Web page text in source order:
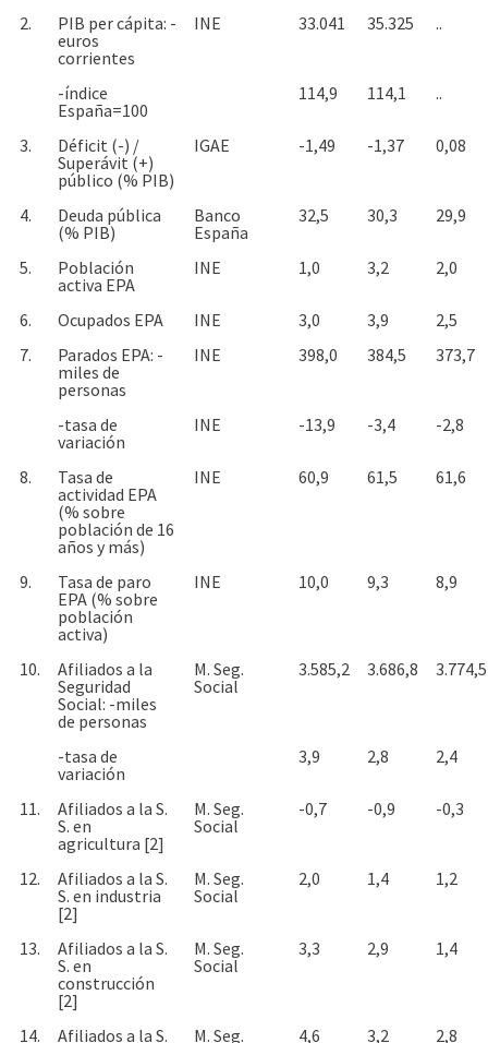
2.
PIB per cápita: -
euros
corrientes
INE 33.041 35.325 ..
-índice
España=100
114,9 114,1 ..
3.
Déficit (-) /
Superávit (+)
público (% PIB)
IGAE -1,49 -1,37 0,08
4.
Deuda pública
(% PIB)
Banco
España
32,5 30,3 29,9
5.
Población
activa EPA
INE 1,0 3,2 2,0
6. Ocupados EPA INE 3,0 3,9
2,5
7.
Parados EPA: -
miles de
personas
INE 398,0 384,5 373,7
-tasa de
variación
INE -13,9 -3,4 -2,8
8.
Tasa de
actividad EPA
(% sobre
población de 16
años y más)
INE 60,9 61,5 61,6
9.
Tasa de paro
EPA (% sobre
población
activa)
INE 10,0 9,3 8,9
10.
Afiliados a la
Seguridad
Social: -miles
de personas
M. Seg.
Social
3.585,2 3.686,8 3.774,5
-tasa de
variación
3,9 2,8 2,4
11.
Afiliados a la S.
S. en
agricultura [2]
M. Seg.
Social
-0,7 -0,9 -0,3
12.
Afiliados a la S.
S. en industria
[2]
M. Seg.
Social
2,0 1,4 1,2
13.
Afiliados a la S.
S. en
construcción
[2]
M. Seg.
Social
3,3 2,9 1,4
14.
Afiliados a la S.
M. Seg.
4,6 3,2 2,8